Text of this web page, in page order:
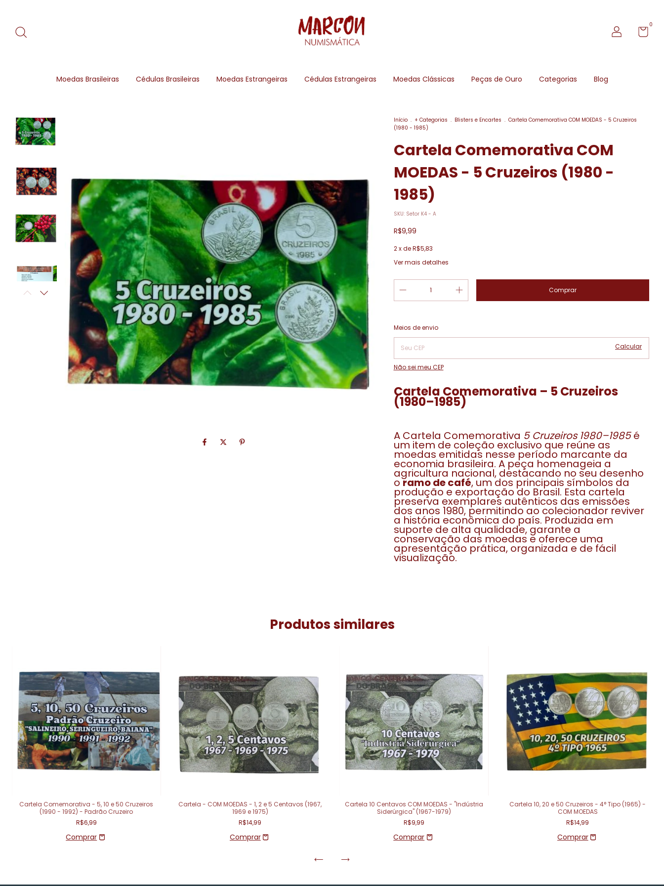
0
Moedas Brasileiras Cédulas Brasileiras Moedas Estrangeiras Cédulas Estrangeiras Moedas Clássicas Peças de Ouro Categorias Blog
Início . + Categorias . Blisters e Encartes . Cartela Comemorativa COM MOEDAS - 5 Cruzeiros
(1980 - 1985)
Cartela Comemorativa COM
MOEDAS - 5 Cruzeiros (1980 -
1985)
SKU: Setor K4 - A
R$9,99
2 x deR$5,83
Ver mais detalhes
Entregas para o CEP:
Meios de envio
Calcular
Não sei meu CEP
Cartela Comemorativa – 5 Cruzeiros
(1980–1985)
A Cartela Comemorativa 5 Cruzeiros 1980–1985é
um item de coleção exclusivo que reúne as
moedas emitidas nesse período marcante da
economia brasileira. A peça homenageia a
agricultura nacional, destacando no seu desenho
oramo de café, um dos principais símbolos da
produção e exportação do Brasil. Esta cartela
preserva exemplares autênticos das emissões
dos anos 1980, permitindo ao colecionador reviver
a história econômica do país. Produzida em
suporte de alta qualidade, garante a
conservação das moedas e oferece uma
apresentação prática, organizada e de fácil
visualização.
Produtos similares
Cartela Comemorativa - 5, 10 e 50 Cruzeiros
(1990 - 1992) - Padrão Cruzeiro
R$6,99
Cartela - COM MOEDAS - 1, 2 e 5 Centavos (1967,
1969 e 1975)
R$14,99
Cartela 10 Centavos COM MOEDAS - "Indústria
Siderúrgica" (1967-1979)
R$9,99
Cartela 10, 20 e 50 Cruzeiros - 4° Tipo (1965) -
COM MOEDAS
R$14,99